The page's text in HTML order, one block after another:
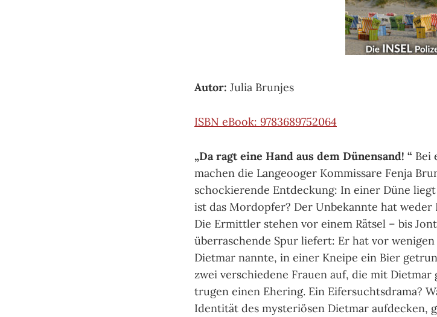
Autor: Julia Brunjes
ISBN eBook: 9783689752064
„Da ragt eine Hand aus dem Dünensand! “ Bei
machen die Langeooger Kommissare Fenja
schockierende Entdeckung: In einer Düne
ist das Mordopfer? Der Unbekannte hat weder
Die Ermittler stehen vor einem Rätsel – bis
überraschende Spur liefert: Er hat vor
Dietmar nannte, in einer Kneipe ein Bier
zwei verschiedene Frauen auf, die mit Dietmar
trugen einen Ehering. Ein Eifersuchtsdrama?
Identität des mysteriösen Dietmar aufdecken,